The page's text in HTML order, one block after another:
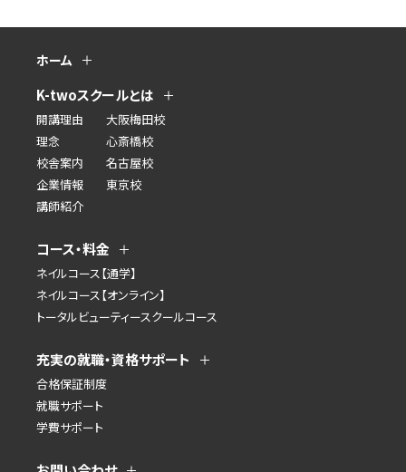
ホーム
K-twoスクールとは
開講理由
理念
校舎案内
企業情報
講師紹介
大阪梅田校
心斎橋校
名古屋校
東京校
コース・料金
ネイルコース【通学】
ネイルコース【オンライン】
トータルビューティースクールコース
充実の就職・資格サポート
合格保証制度
就職サポート
学費サポート